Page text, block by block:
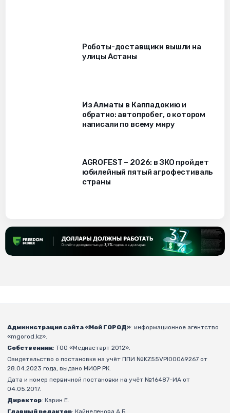
Роботы-доставщики вышли на
улицы Астаны
Из Алматы в Каппадокию и
обратно: автопробег, о котором
написали по всему миру
AGROFEST – 2026: в ЗКО пройдет
юбилейный пятый агрофестиваль
страны
Администрация сайта «Мой ГОРОД»: информационное агентство
«mgorod.kz».
Собственник: ТОО «Медиастарт 2012».
Свидетельство о постановке на учёт ППИ №KZ55VPI00069267 от
28.04.2023 года, выдано МИОР РК.
Дата и номер первичной постановки на учёт №16487-ИА от
04.05.2017.
Директор: Карин Е.
Главный редактор: Кайнеденова А.Б.